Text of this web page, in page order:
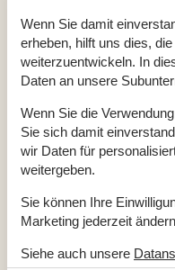
Das beschauliche
ein tolles Urlaubsziel, an
herrliche Landschaften und
genießen können. Schöne
Artikelarten
Artikel
Alle
Wenn Sie damit
erheben, hilft uns dies,
weiterzuentwickeln. In
Daten an unsere
Wenn Sie die
Sie sich damit
wir Daten für
weitergeben.
Sie können Ihre
Marketing jederzeit
Siehe auch unsere